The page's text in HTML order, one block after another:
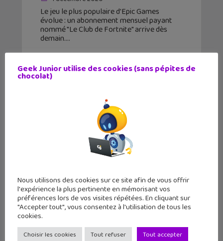
Le jeu le plus populaire d'Epic Games
évolue : un abonnement mensuel payant
nommé "Le Club de Fortnite" arrive dès
demain.
Super Nintendo World, la
construction du parc d’attraction
Nintendo est bientôt term...
Geek Junior utilise des cookies (sans pépites de
chocolat)
Nous utilisons des cookies sur ce site afin de vous offrir
l'expérience la plus pertinente en mémorisant vos
préférences lors de vos visites répétées. En cliquant sur
"Accepter tout", vous consentez à l'utilisation de tous les
cookies.
Choisir les cookies Tout refuser Tout accepter